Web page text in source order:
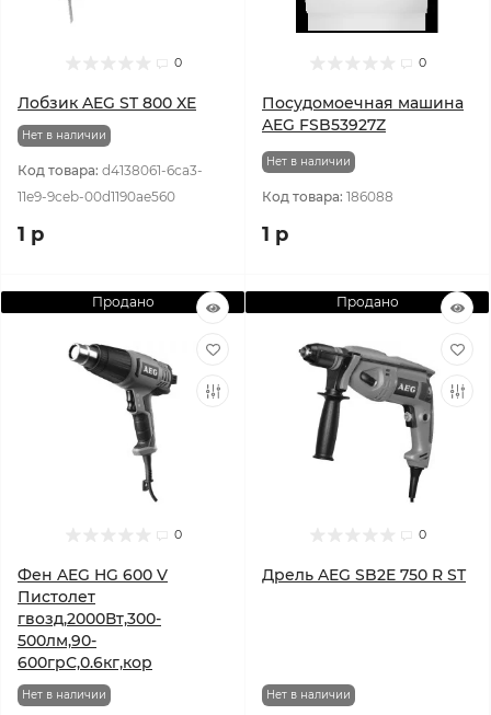
0
Лобзик AEG ST 800 XE
Нет в наличии
Код товара: d4138061-6ca3-
11e9-9ceb-00d1190ae560
1 р
0
Посудомоечная машина
AEG FSB53927Z
Нет в наличии
Код товара: 186088
1 р
Продано
0
Фен AEG HG 600 V
Пистолет
гвозд,2000Вт,300-
500лм,90-
600грС,0.6кг,кор
Нет в наличии
Продано
0
Дрель AEG SB2E 750 R ST
Нет в наличии